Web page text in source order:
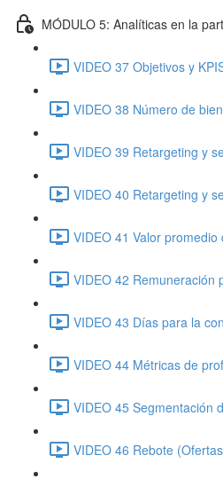
MÓDULO 5: Analíticas en la
VIDEO 37 Objetivos y
VIDEO 38 Número de
VIDEO 39 Retargeting y
VIDEO 40 Retargeting y
VIDEO 41 Valor
VIDEO 42 Remuneración
VIDEO 43 Días para la
VIDEO 44 Métricas de
VIDEO 45 Segmentación
VIDEO 46 Rebote